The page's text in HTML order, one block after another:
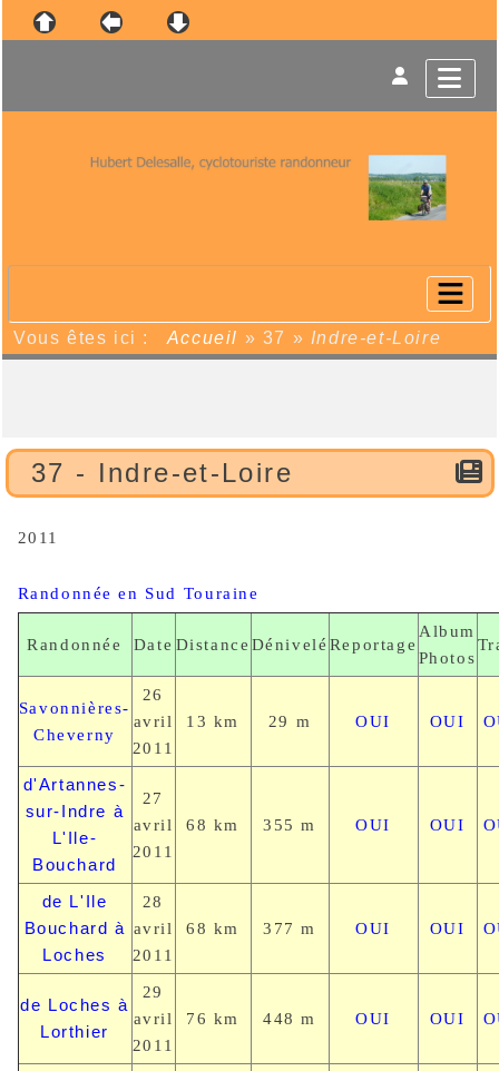
Vous êtes ici : Accueil » 37 » Indre-et-Loire
37 - Indre-et-Loire
2011
Randonnée en Sud Touraine
Randonnée Date Distance Dénivelé Reportage
Album
Photos
Savonnières-
Cheverny
26
avril
2011
13 km 29 m OUI OUI
d'Artannes-
sur-Indre à
L'Ile-
Bouchard
27
avril
2011
68 km 355 m OUI OUI
de L'Ile
Bouchard à
Loches
28
avril
2011
68 km 377 m OUI OUI
de Loches à
Lorthier
29
avril
2011
76 km 448 m OUI OUI